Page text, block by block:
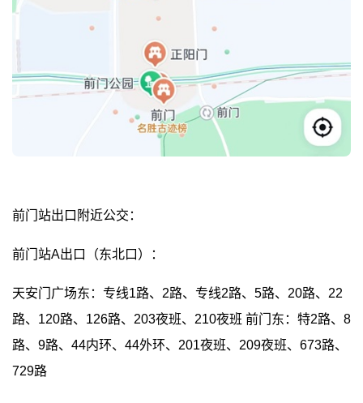
前门站出口附近公交：
前门站A出口（东北口）：
天安门广场东：专线1路、2路、专线2路、5路、20路、22
路、120路、126路、203夜班、210夜班 前门东：特2路、8
路、9路、44内环、44外环、201夜班、209夜班、673路、
729路